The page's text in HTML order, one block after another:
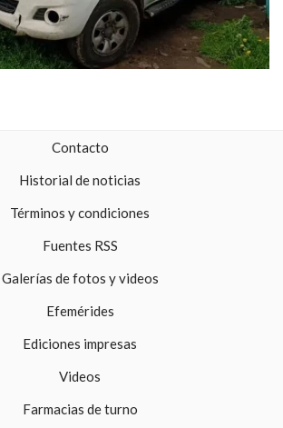
Contacto
Historial de noticias
Términos y condiciones
Fuentes RSS
Galerías de fotos y videos
Efemérides
Ediciones impresas
Videos
Farmacias de turno